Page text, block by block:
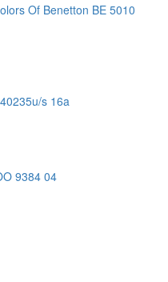
Of Benetton BE 5010
s 16a
9384 04